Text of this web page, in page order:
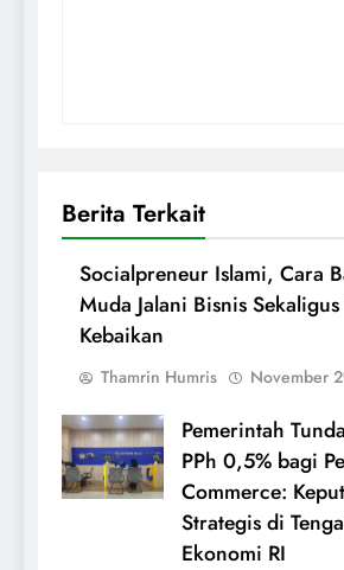
Berita Terkait
Socialpreneur Islami, Cara
Muda Jalani Bisnis
Kebaikan
Thamrin Humris November
Pemerintah
PPh 0,5% bagi
Commerce:
Strategis di
Ekonomi RI